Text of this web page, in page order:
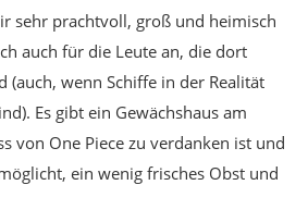
sehr prachtvoll, groß und heimisch
auch für die Leute an, die dort
(auch, wenn Schiffe in der Realität
Es gibt ein Gewächshaus am
von One Piece zu verdanken ist und
ein wenig frisches Obst und